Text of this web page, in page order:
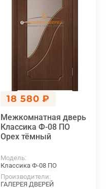
18 580 ₽
Межкомнатная дверь
Классика Ф-08 ПО
Орех тёмный
Модель
Классика Ф-08 ПО
Производители
ГАЛЕРЕЯ ДВЕРЕЙ